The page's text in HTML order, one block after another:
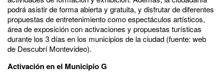
podrá asistir de forma abierta y gratuita, y disfrutar de diferentes
propuestas de entretenimiento como espectáculos artísticos,
área de exposición con activaciones y propuestas turísticas
durante los 3 días en los municipios de la ciudad (fuente: web
de Descubrí Montevideo).
Activación en el Municipio G